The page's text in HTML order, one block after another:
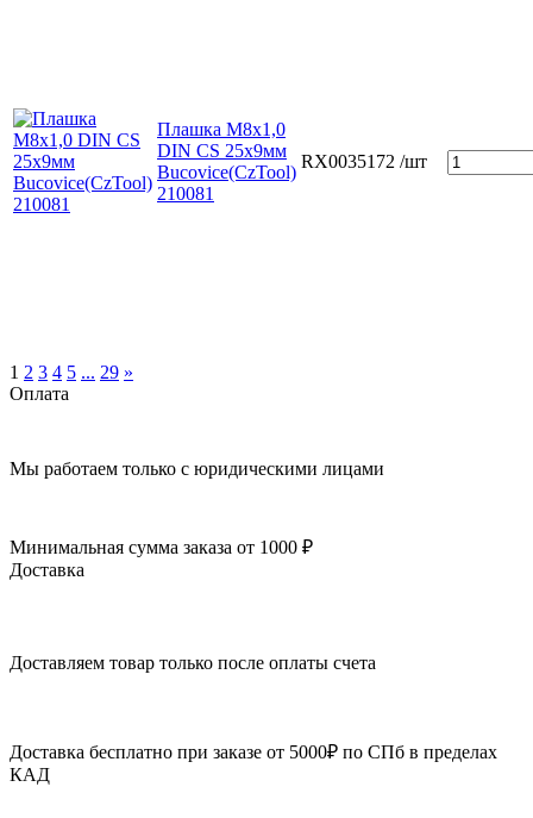
Плашка М8х1,0
DIN CS 25х9мм
Bucovice(СzTool)
210081
RX0035172 /шт
1 2 3 4 5 ... 29 »
Оплата
Мы работаем только с юридическими лицами
Минимальная сумма заказа от 1000 ₽
Доставка
Доставляем товар только после оплаты счета
Доставка бесплатно при заказе от 5000₽ по СПб в пределах
КАД